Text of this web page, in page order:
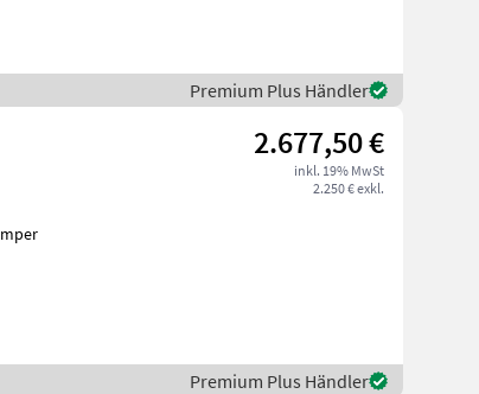
Premium Plus Händler
2.677,50 €
inkl. 19% MwSt
2.250 € exkl.
Premium Plus Händler